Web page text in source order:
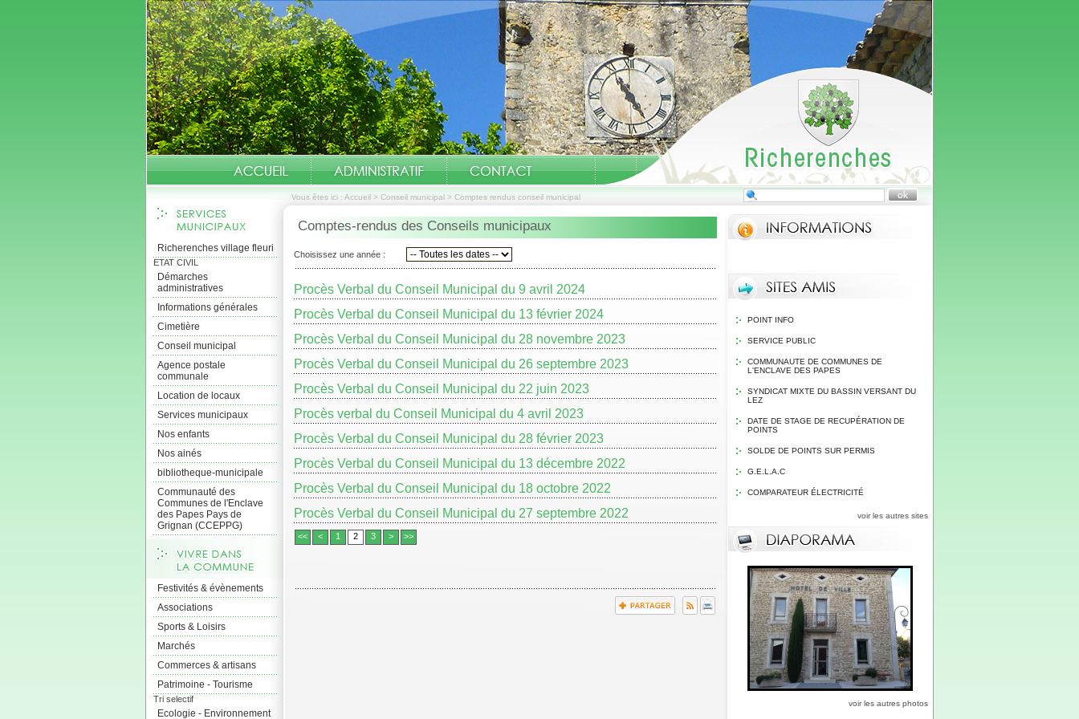
Vous êtes ici : Accueil > Conseil municipal > Comptes rendus conseil municipal
Richerenches village fleuri
ETAT CIVIL
Démarches
administratives
Informations générales
Cimetière
Conseil municipal
Agence postale
communale
Location de locaux
Services municipaux
Nos enfants
Nos ainés
bibliotheque-municipale
Communauté des
Communes de l'Enclave
des Papes Pays de
Grignan (CCEPPG)
Festivités & évènements
Associations
Sports & Loisirs
Marchés
Commerces & artisans
Patrimoine - Tourisme
Tri selectif
Ecologie - Environnement
Comptes-rendus des Conseils municipaux
Choisissez une année :
Procès Verbal du Conseil Municipal du 9 avril 2024
Procès Verbal du Conseil Municipal du 13 février 2024
Procès Verbal du Conseil Municipal du 28 novembre 2023
Procès Verbal du Conseil Municipal du 26 septembre 2023
Procès Verbal du Conseil Municipal du 22 juin 2023
Procès verbal du Conseil Municipal du 4 avril 2023
Procès Verbal du Conseil Municipal du 28 février 2023
Procès Verbal du Conseil Municipal du 13 décembre 2022
Procès Verbal du Conseil Municipal du 18 octobre 2022
Procès Verbal du Conseil Municipal du 27 septembre 2022
<< < 1 2 3 > >>
POINT INFO
SERVICE PUBLIC
COMMUNAUTE DE COMMUNES DE
L'ENCLAVE DES PAPES
SYNDICAT MIXTE DU BASSIN VERSANT DU
LEZ
DATE DE STAGE DE RECUPÉRATION DE
POINTS
SOLDE DE POINTS SUR PERMIS
G.E.L.A.C
COMPARATEUR ÉLECTRICITÉ
voir les autres sites
voir les autres photos